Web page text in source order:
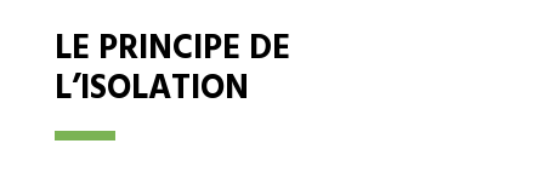
LE PRINCIPE DE
L’ISOLATION